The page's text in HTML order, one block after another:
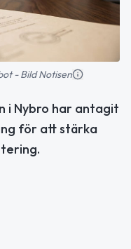
- Bild Notisen
i Nybro har antagit
för att stärka